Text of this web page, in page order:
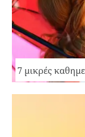
7 μικρές